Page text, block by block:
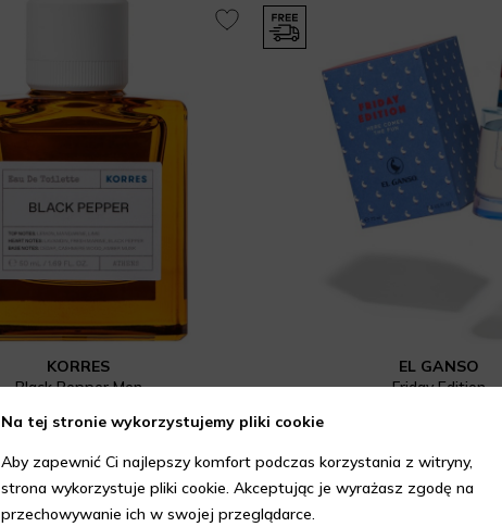
KORRES
Black Pepper Men
Najniższa cena z 30 dni: 172,50 zł
EL GANSO
Friday Edition
Na tej stronie wykorzystujemy pliki cookie
Aby zapewnić Ci najlepszy komfort podczas korzystania z witryny,
strona wykorzystuje pliki cookie. Akceptując je wyrażasz zgodę na
przechowywanie ich w swojej przeglądarce.